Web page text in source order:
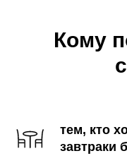
Кому
тем, кто
завтраки